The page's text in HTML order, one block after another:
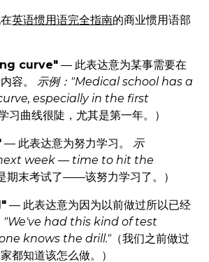
英语惯用语完全指南的商业惯用语部
curve" — 此表达意为某事需要在
内容。示例："Medical school has a
especially in the first
习曲线很陡，尤其是第一年。）
— 此表达意为努力学习。示
week — time to hit the
期末考试了——该努力学习了。）
— 此表达意为因为以前做过所以已经
"We've had this kind of test
knows the drill."（我们之前做过
都知道该怎么做。）